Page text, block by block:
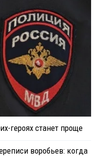
героях станет проще
воробьев: когда